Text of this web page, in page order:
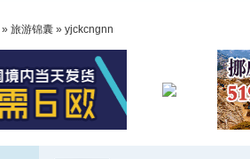
» 旅游锦囊 » yjckcngnn